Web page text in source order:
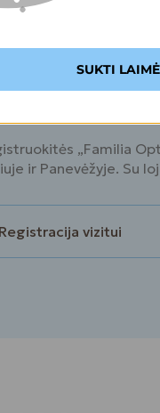
„Familia
ir Panevėžyje. Su
Registracija vizitui
SUKTI